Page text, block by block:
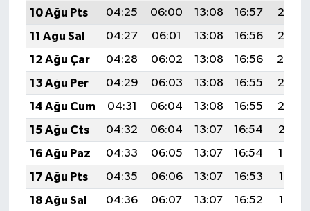
10 Ağu Pts
04:25 06:00 13:08 16:57
20:07
11 Ağu Sal
04:27 06:01 13:08 16:56
20:06
12 Ağu Çar
04:28 06:02 13:08 16:56
20:04
13 Ağu Per
04:29 06:03 13:08 16:55
20:03
14 Ağu Cum
04:31 06:04 13:08 16:55
20:02
15 Ağu Cts
04:32 06:04 13:07 16:54
20:01
16 Ağu Paz
04:33 06:05 13:07 16:54
19:59
17 Ağu Pts
04:35 06:06 13:07 16:53
19:58
18 Ağu Sal
04:36 06:07 13:07 16:52
19:57